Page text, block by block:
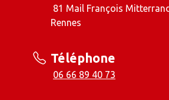
81 Mail François
Rennes
Téléphone
06 66 89 40 73